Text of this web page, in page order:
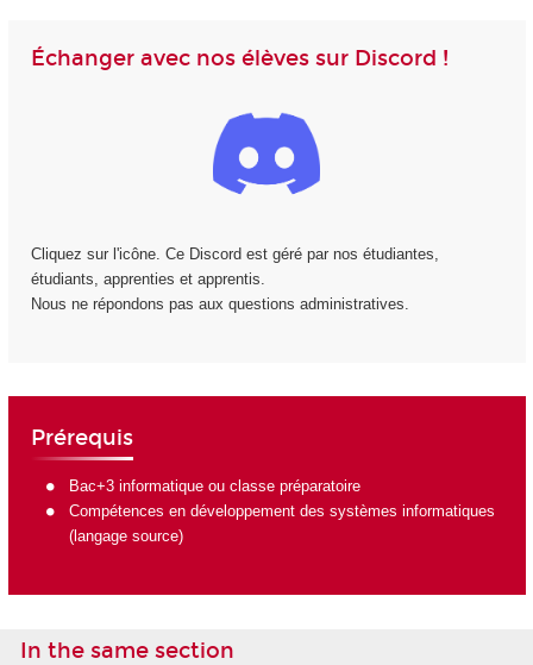
Échanger avec nos élèves sur Discord !
Cliquez sur l'icône. Ce Discord est géré par nos étudiantes,
étudiants, apprenties et apprentis.
Nous ne répondons pas aux questions administratives.
Prérequis
Bac+3 informatique ou classe préparatoire
Compétences en développement des systèmes informatiques
(langage source)
In the same section